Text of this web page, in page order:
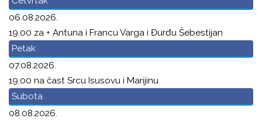
06.08.2026.
19.00 za + Antuna i Francu Varga i Đurđu Šebestijan
Petak
07.08.2026.
19.00 na čast Srcu Isusovu i Marijinu
Subota
08.08.2026.